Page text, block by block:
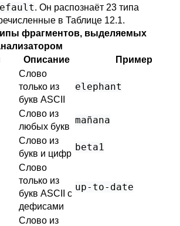
. Он распознаёт 23 типа
в Таблице 12.1.
фрагментов, выделяемых
Описание Пример
Слово
только из
букв ASCII
elephant
Слово из
любых букв
mañana
Слово из
букв и цифр
beta1
Слово
только из
букв ASCII с
дефисами
up-to-date
Слово из